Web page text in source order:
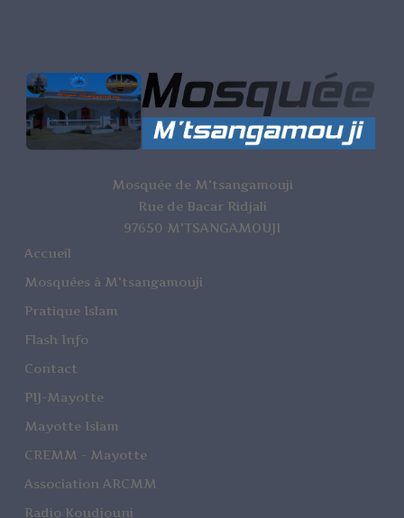
Mosquée de M'tsangamouji
Rue de Bacar Ridjali
97650 M'TSANGAMOUJI
Accueil
Mosquées à M'tsangamouji
Pratique Islam
Flash Info
Contact
PIJ-Mayotte
Mayotte Islam
CREMM - Mayotte
Association ARCMM
Radio Koudjouni